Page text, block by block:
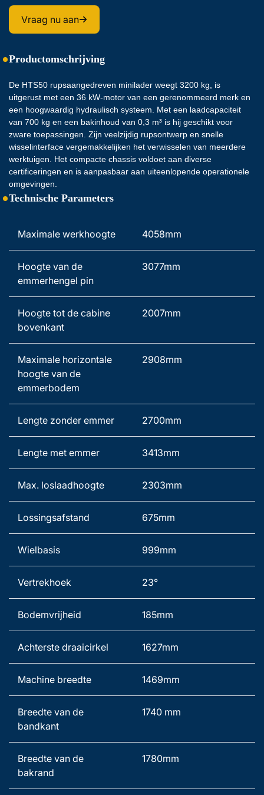
Vraag nu aan
Productomschrijving
De HTS50 rupsaangedreven minilader weegt 3200 kg, is
uitgerust met een 36 kW-motor van een gerenommeerd merk en
een hoogwaardig hydraulisch systeem. Met een laadcapaciteit
van 700 kg en een bakinhoud van 0,3 m³ is hij geschikt voor
zware toepassingen. Zijn veelzijdig rupsontwerp en snelle
wisselinterface vergemakkelijken het verwisselen van meerdere
werktuigen. Het compacte chassis voldoet aan diverse
certificeringen en is aanpasbaar aan uiteenlopende operationele
omgevingen.
Technische Parameters
Maximale werkhoogte 4058mm
Hoogte van de
emmerhengel pin
3077mm
Hoogte tot de cabine
bovenkant
2007mm
Maximale horizontale
hoogte van de
emmerbodem
2908mm
Lengte zonder emmer 2700mm
Lengte met emmer 3413mm
Max. loslaadhoogte 2303mm
Lossingsafstand 675mm
Wielbasis 999mm
Vertrekhoek 23°
Bodemvrijheid 185mm
Achterste draaicirkel 1627mm
Machine breedte 1469mm
Breedte van de
bandkant
1740 mm
Breedte van de
bakrand
1780mm